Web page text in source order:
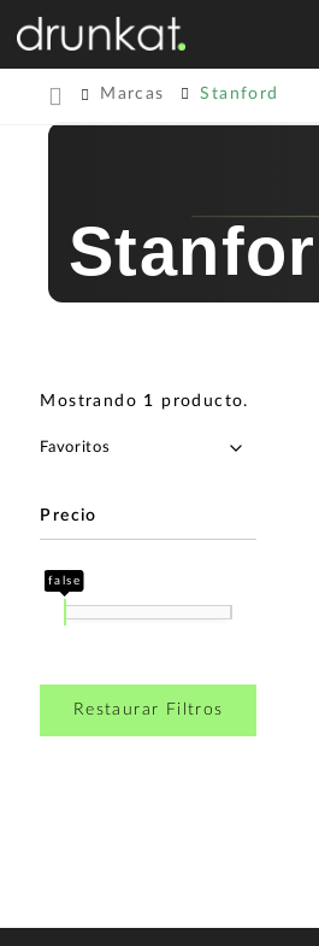
Marcas Stanford
Mostrando 1 producto.
Precio
false
Restaurar Filtros